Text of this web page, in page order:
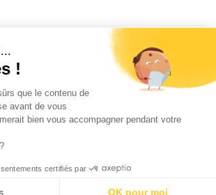
2025-2026 Tout droits réservés
!
que le contenu de
avant de vous
bien vous accompagner pendant votre
certifiés par
OK pour moi